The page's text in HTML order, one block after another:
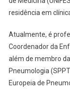
residência em
Atualmente, é
Coordenador da
além de membro
Pneumologia
Europeia de